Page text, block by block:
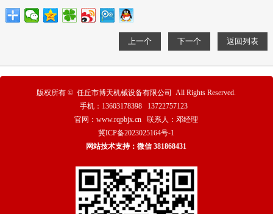
上一个 下一个 返回列表
版权所有 ©任丘市博天机械设备有限公司All Rights Reserved.
手机：13603178398 13722757123
官网：www.rqpbjx.cn 联系人：邓经理
冀ICP备2023025164号-1
网站技术支持：微信 381868431